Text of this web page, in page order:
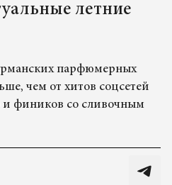
летние
парфюмерных
чем от хитов соцсетей
и фиников со сливочным